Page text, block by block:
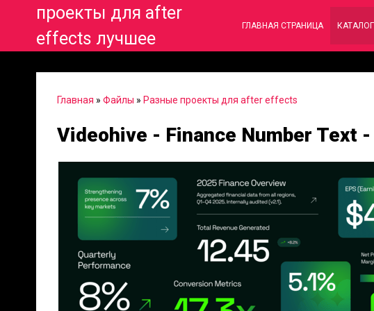
проекты для after
effects лучшее
ГЛАВНАЯ СТРАНИЦА
Главная » Файлы » Разные проекты для after effects
Videohive - Finance Number Text